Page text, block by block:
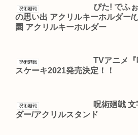
呪術廻戦
ぴた! でふ
の思い出 アクリルキーホルダー/
園 アクリルキーホルダー
呪術廻戦
TVアニメ
スケーキ2021発売決定！！
呪術廻戦
呪術廻戦
ダー/アクリルスタンド